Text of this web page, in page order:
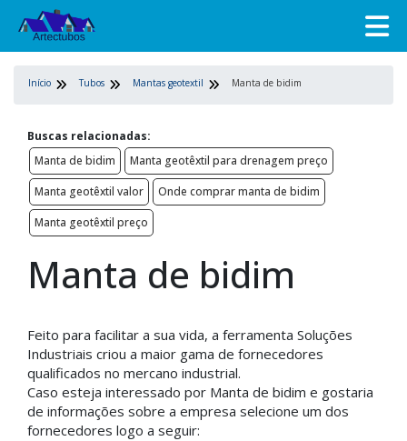
Início Tubos Mantas geotextil Manta de bidim
Buscas relacionadas:
Manta de bidim
Manta geotêxtil para drenagem preço
Manta geotêxtil valor
Onde comprar manta de bidim
Manta geotêxtil preço
Manta de bidim
Feito para facilitar a sua vida, a ferramenta Soluções
Industriais criou a maior gama de fornecedores
qualificados no mercano industrial.
Caso esteja interessado por Manta de bidim e gostaria
de informações sobre a empresa selecione um dos
fornecedores logo a seguir: